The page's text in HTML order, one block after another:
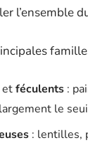
l’ensemble
etféculents :
le
: lentilles,